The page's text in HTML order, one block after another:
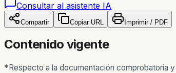
Consultar al asistente IA
Compartir Copiar URL Imprimir / PDF
Contenido vigente
*Respecto a la documentación comprobatoria